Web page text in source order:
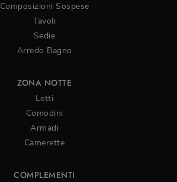
Composizioni Sospese
Tavoli
Sedie
Arredo Bagno
ZONA NOTTE
Letti
Comodini
Armadi
Camerette
COMPLEMENTI